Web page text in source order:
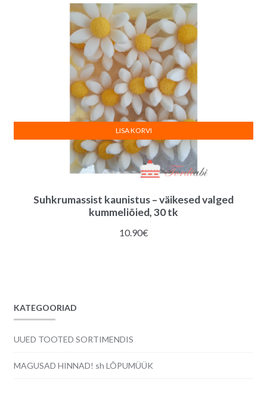
Suhkrumassist kaunistus – väikesed valged
kummeliõied, 30 tk
10.90€
LISA KORVI
KATEGOORIAD
UUED TOOTED SORTIMENDIS
MAGUSAD HINNAD! sh LÕPUMÜÜK